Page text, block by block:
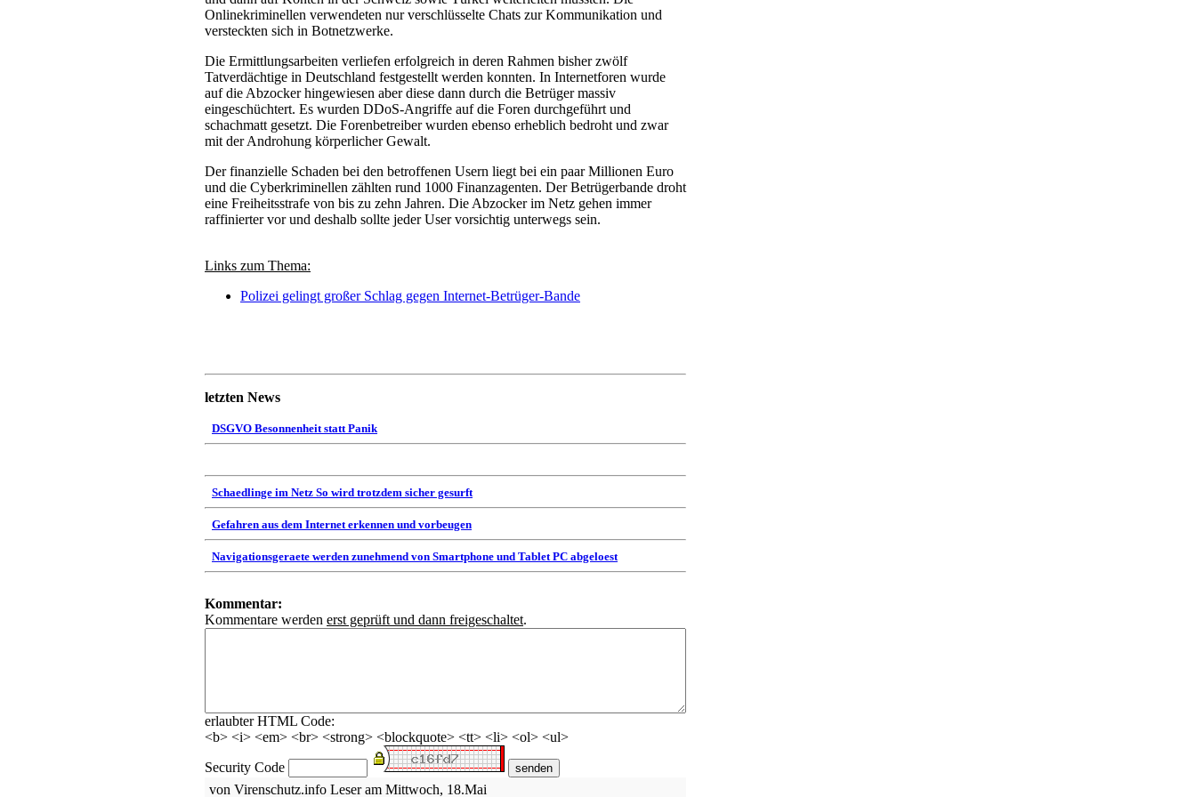
Onlinekriminellen verwendeten nur verschlüsselte Chats zur Kommunikation und
versteckten sich in Botnetzwerke.
Die Ermittlungsarbeiten verliefen erfolgreich in deren Rahmen bisher zwölf
Tatverdächtige in Deutschland festgestellt werden konnten. In Internetforen wurde
auf die Abzocker hingewiesen aber diese dann durch die Betrüger massiv
eingeschüchtert. Es wurden DDoS-Angriffe auf die Foren durchgeführt und
schachmatt gesetzt. Die Forenbetreiber wurden ebenso erheblich bedroht und zwar
mit der Androhung körperlicher Gewalt.
Der finanzielle Schaden bei den betroffenen Usern liegt bei ein paar Millionen Euro
und die Cyberkriminellen zählten rund 1000 Finanzagenten. Der Betrügerbande droht
eine Freiheitsstrafe von bis zu zehn Jahren. Die Abzocker im Netz gehen immer
raffinierter vor und deshalb sollte jeder User vorsichtig unterwegs sein.
Links zum Thema:
Polizei gelingt großer Schlag gegen Internet-Betrüger-Bande
letzten News
DSGVO Besonnenheit statt Panik
Schaedlinge im Netz So wird trotzdem sicher gesurft
Gefahren aus dem Internet erkennen und vorbeugen
Navigationsgeraete werden zunehmend von Smartphone und Tablet PC abgeloest
Kommentar:
Kommentare werden erst geprüft und dann freigeschaltet.
erlaubter HTML Code:
<b> <i> <em> <br> <strong> <blockquote> <tt> <li> <ol> <ul>
Security Code
von Virenschutz.info Leser am Mittwoch, 18.Mai